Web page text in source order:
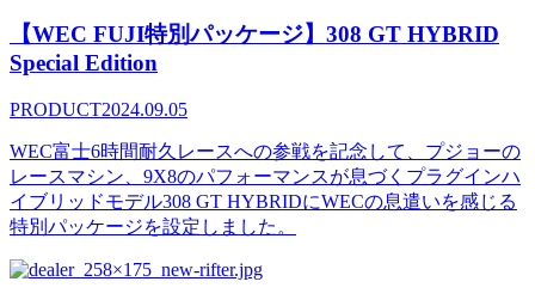
【WEC FUJI特別パッケージ】308 GT HYBRID
Special Edition
PRODUCT2024.09.05
WEC富士6時間耐久レースへの参戦を記念して、プジョーの
レースマシン、9X8のパフォーマンスが息づくプラグインハ
イブリッドモデル308 GT HYBRIDにWECの息遣いを感じる
特別パッケージを設定しました。